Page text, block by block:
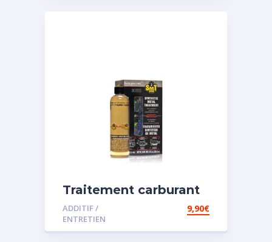
Traitement carburant
spécial essence
ADDITIF /
ENTRETIEN
9,90€